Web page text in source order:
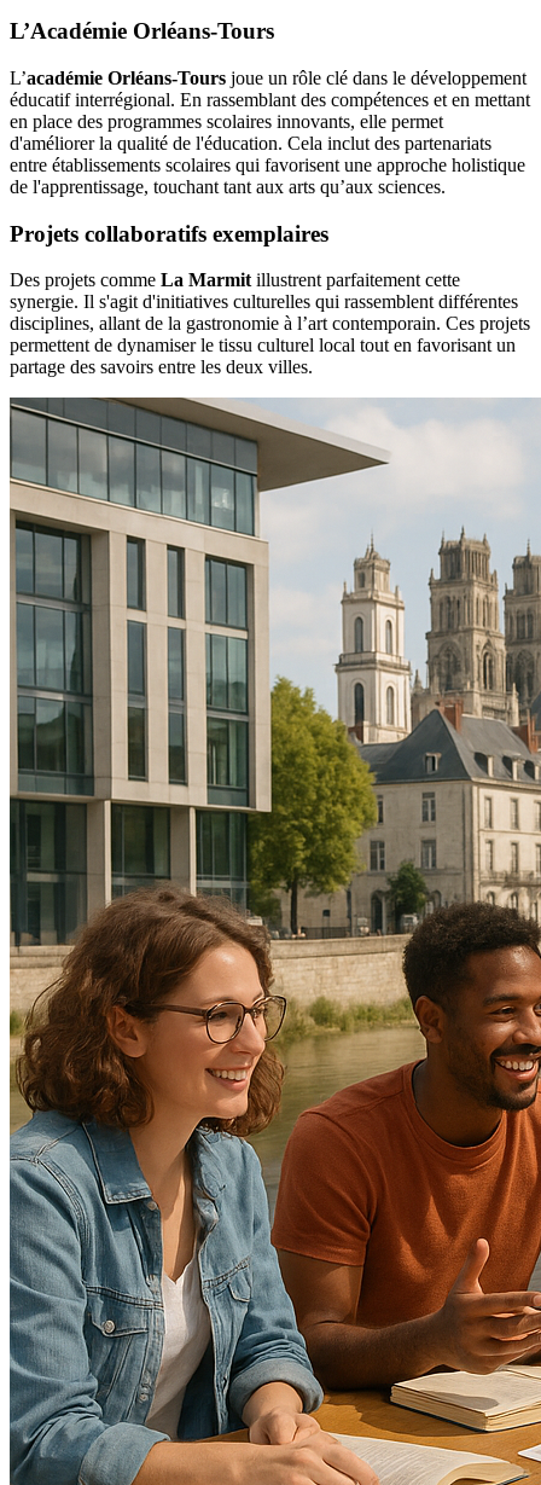
L’Académie Orléans-Tours
L’académie Orléans-Tours joue un rôle clé dans le développement
éducatif interrégional. En rassemblant des compétences et en mettant
en place des programmes scolaires innovants, elle permet
d'améliorer la qualité de l'éducation. Cela inclut des partenariats
entre établissements scolaires qui favorisent une approche holistique
de l'apprentissage, touchant tant aux arts qu’aux sciences.
Projets collaboratifs exemplaires
Des projets comme La Marmit illustrent parfaitement cette
synergie. Il s'agit d'initiatives culturelles qui rassemblent différentes
disciplines, allant de la gastronomie à l’art contemporain. Ces projets
permettent de dynamiser le tissu culturel local tout en favorisant un
partage des savoirs entre les deux villes.